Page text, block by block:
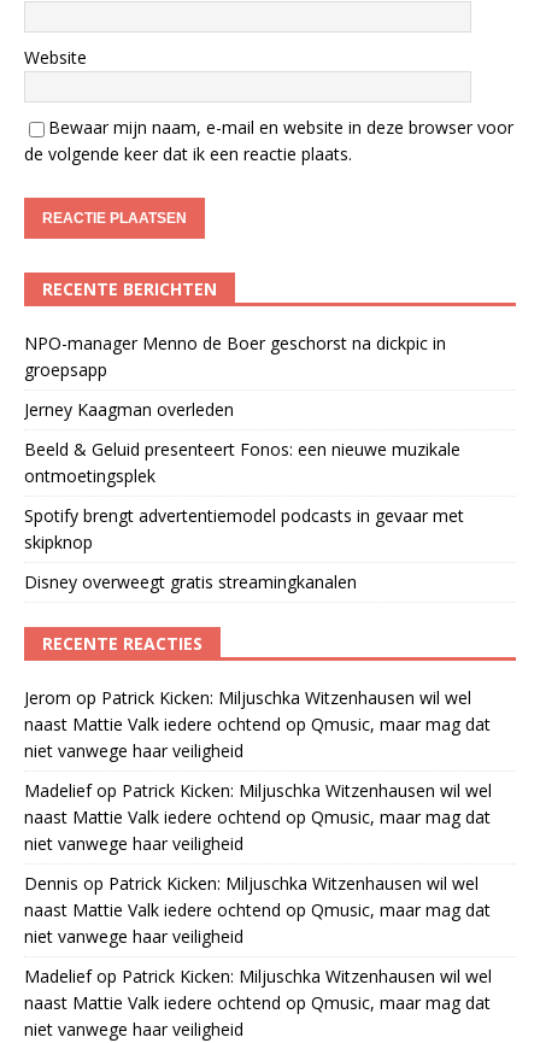
Website
Bewaar mijn naam, e-mail en website in deze browser voor
de volgende keer dat ik een reactie plaats.
RECENTE BERICHTEN
NPO-manager Menno de Boer geschorst na dickpic in
groepsapp
Jerney Kaagman overleden
Beeld & Geluid presenteert Fonos: een nieuwe muzikale
ontmoetingsplek
Spotify brengt advertentiemodel podcasts in gevaar met
skipknop
Disney overweegt gratis streamingkanalen
RECENTE REACTIES
Jerom op Patrick Kicken: Miljuschka Witzenhausen wil wel
naast Mattie Valk iedere ochtend op Qmusic, maar mag dat
niet vanwege haar veiligheid
Madeliefop Patrick Kicken: Miljuschka Witzenhausen wil wel
naast Mattie Valk iedere ochtend op Qmusic, maar mag dat
niet vanwege haar veiligheid
Dennis op Patrick Kicken: Miljuschka Witzenhausen wil wel
naast Mattie Valk iedere ochtend op Qmusic, maar mag dat
niet vanwege haar veiligheid
Madeliefop Patrick Kicken: Miljuschka Witzenhausen wil wel
naast Mattie Valk iedere ochtend op Qmusic, maar mag dat
niet vanwege haar veiligheid